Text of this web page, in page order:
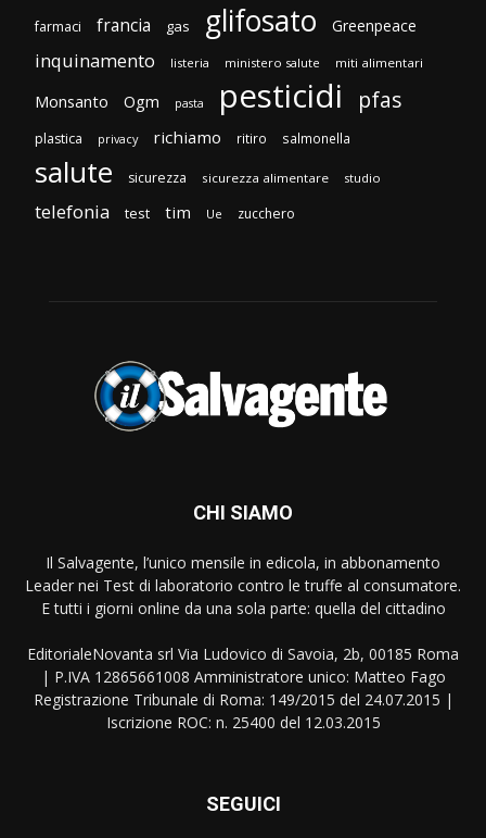
farmaci francia gas glifosato Greenpeace
inquinamento listeria ministero salute miti alimentari
Monsanto Ogm pasta pesticidi pfas
plastica privacy richiamo ritiro salmonella
salute sicurezza sicurezza alimentare studio
telefonia test tim Ue zucchero
CHI SIAMO
Il Salvagente, l’unico mensile in edicola, in abbonamento
Leader nei Test di laboratorio contro le truffe al consumatore.
E tutti i giorni online da una sola parte: quella del cittadino
EditorialeNovanta srl Via Ludovico di Savoia, 2b, 00185 Roma
| P.IVA 12865661008 Amministratore unico: Matteo Fago
Registrazione Tribunale di Roma: 149/2015 del 24.07.2015 |
Iscrizione ROC: n. 25400 del 12.03.2015
SEGUICI